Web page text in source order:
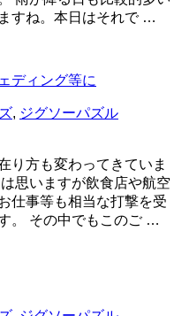
すね。本日はそれで …
ディング等に
, ジグソーパズル
り方も変わってきていま
思いますが飲食店や航空
仕事等も相当な打撃を受
。 その中でもこのご …